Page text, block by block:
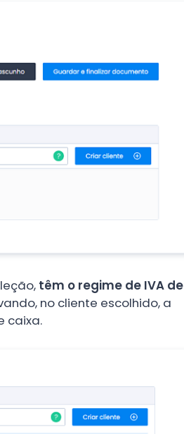
têm o regime de IVA de
no cliente escolhido, a
caixa.